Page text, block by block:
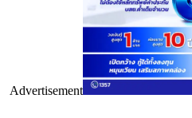
Advertisement